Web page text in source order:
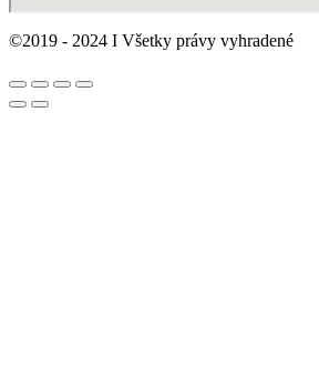
©2019 - 2024 I Všetky právy vyhradené